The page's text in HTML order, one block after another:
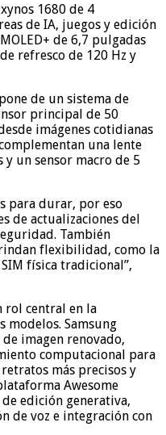
1680 de 4
de IA, juegos y edición
de 6,7 pulgadas
refresco de 120 Hz y
de un sistema de
principal de 50
imágenes cotidianas
una lente
un sensor macro de 5
para durar, por eso
de actualizaciones del
También
flexibilidad, como la
física tradicional”,
rol central en la
modelos. Samsung
imagen renovado,
computacional para
más precisos y
Awesome
edición generativa,
de voz e integración con